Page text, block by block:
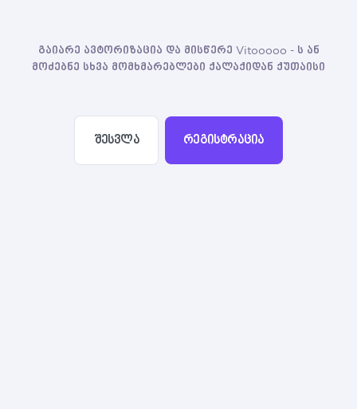
გაიარე ავტორიზაცია და მისწერე Vitooooo - ს ან
მოძებნე სხვა მომხმარებლები ქალაქიდან ქუთაისი
შესვლა რეგისტრაცია